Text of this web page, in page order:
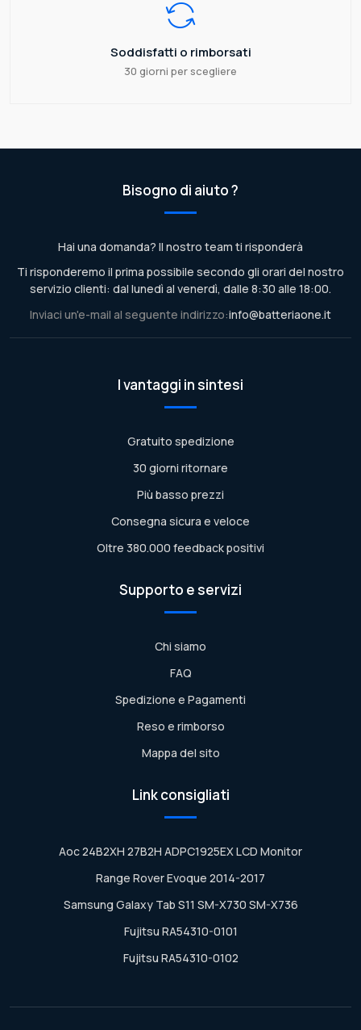
Soddisfatti o rimborsati
30 giorni per scegliere
Bisogno di aiuto ?
Hai una domanda? Il nostro team ti risponderà
Ti risponderemo il prima possibile secondo gli orari del nostro
servizio clienti: dal lunedì al venerdì, dalle 8:30 alle 18:00.
Inviaci un'e-mail al seguente indirizzo:info@batteriaone.it
I vantaggi in sintesi
Gratuito spedizione
30 giorni ritornare
Più basso prezzi
Consegna sicura e veloce
Oltre 380.000 feedback positivi
Supporto e servizi
Chi siamo
FAQ
Spedizione e Pagamenti
Reso e rimborso
Mappa del sito
Link consigliati
Aoc 24B2XH 27B2H ADPC1925EX LCD Monitor
Range Rover Evoque 2014-2017
Samsung Galaxy Tab S11 SM-X730 SM-X736
Fujitsu RA54310-0101
Fujitsu RA54310-0102